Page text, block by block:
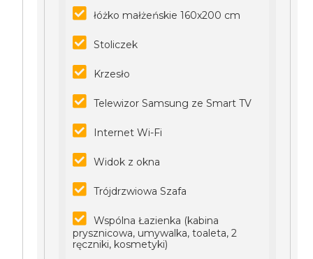
łóżko małżeńskie 160x200 cm
Stoliczek
Krzesło
Telewizor Samsung ze Smart TV
Internet Wi-Fi
Widok z okna
Trójdrzwiowa Szafa
Wspólna Łazienka (kabina
prysznicowa, umywalka, toaleta, 2
ręczniki, kosmetyki)